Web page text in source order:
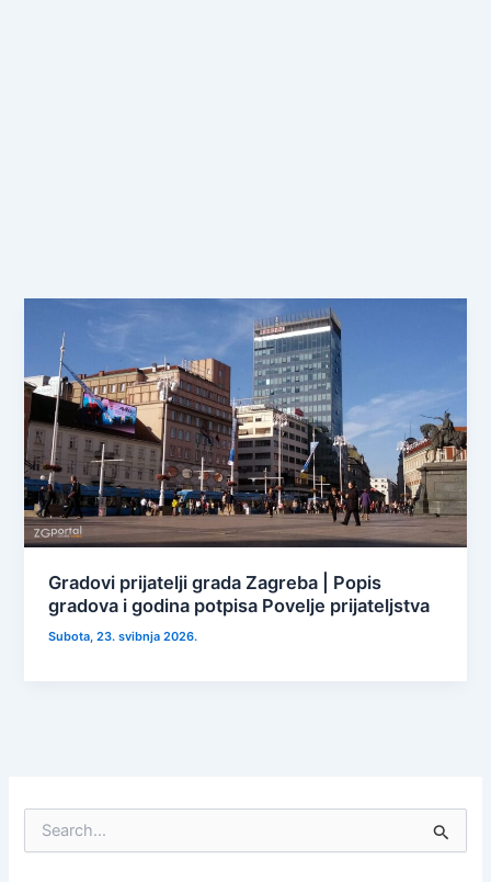
Gradovi prijatelji grada Zagreba | Popis
gradova i godina potpisa Povelje prijateljstva
Subota, 23. svibnja 2026.